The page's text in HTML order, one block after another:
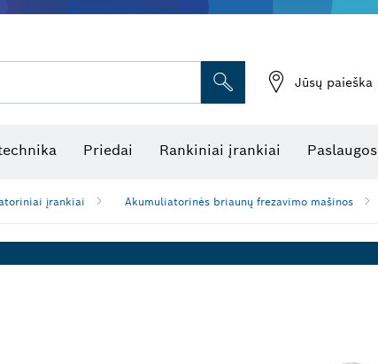
Jūsų paieška
Priedai Rankiniai įrankiai Paslaugos
įrankiai Akumuliatorinės briaunų frezavimo mašinos